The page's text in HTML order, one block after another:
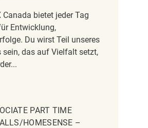
Canada bietet jeder Tag
Entwicklung,
Du wirst Teil unseres
das auf Vielfalt setzt,
Part Time Winners – Lauzon Parkway
PART TIME
HOMESENSE –